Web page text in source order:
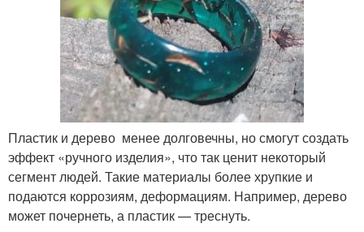
Пластик и дерево менее долговечны, но смогут создать
эффект «ручного изделия», что так ценит некоторый
сегмент людей. Такие материалы более хрупкие и
подаются коррозиям, деформациям. Например, дерево
может почернеть, а пластик — треснуть.